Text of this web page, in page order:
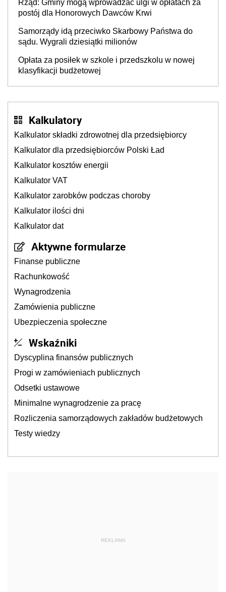
Rząd: Gminy mogą wprowadzać ulgi w opłatach za
postój dla Honorowych Dawców Krwi
Samorządy idą przeciwko Skarbowy Państwa do
sądu. Wygrali dziesiątki milionów
Opłata za posiłek w szkole i przedszkolu w nowej
klasyfikacji budżetowej
Kalkulatory
Kalkulator składki zdrowotnej dla przedsiębiorcy
Kalkulator dla przedsiębiorców Polski Ład
Kalkulator kosztów energii
Kalkulator VAT
Kalkulator zarobków podczas choroby
Kalkulator ilości dni
Kalkulator dat
Aktywne formularze
Finanse publiczne
Rachunkowość
Wynagrodzenia
Zamówienia publiczne
Ubezpieczenia społeczne
Wskaźniki
Dyscyplina finansów publicznych
Progi w zamówieniach publicznych
Odsetki ustawowe
Minimalne wynagrodzenie za pracę
Rozliczenia samorządowych zakładów budżetowych
Testy wiedzy
REKLAMA